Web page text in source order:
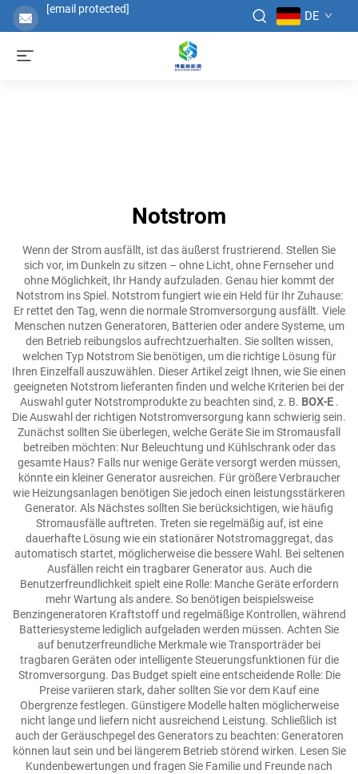
[email protected] DE
Notstrom
Wenn der Strom ausfällt, ist das äußerst frustrierend. Stellen Sie
sich vor, im Dunkeln zu sitzen – ohne Licht, ohne Fernseher und
ohne Möglichkeit, Ihr Handy aufzuladen. Genau hier kommt der
Notstrom ins Spiel. Notstrom fungiert wie ein Held für Ihr Zuhause:
Er rettet den Tag, wenn die normale Stromversorgung ausfällt. Viele
Menschen nutzen Generatoren, Batterien oder andere Systeme, um
den Betrieb reibungslos aufrechtzuerhalten. Sie sollten wissen,
welchen Typ Notstrom Sie benötigen, um die richtige Lösung für
Ihren Einzelfall auszuwählen. Dieser Artikel zeigt Ihnen, wie Sie einen
geeigneten Notstrom lieferanten finden und welche Kriterien bei der
Auswahl guter Notstromprodukte zu beachten sind, z. B. BOX-E .
Die Auswahl der richtigen Notstromversorgung kann schwierig sein.
Zunächst sollten Sie überlegen, welche Geräte Sie im Stromausfall
betreiben möchten: Nur Beleuchtung und Kühlschrank oder das
gesamte Haus? Falls nur wenige Geräte versorgt werden müssen,
könnte ein kleiner Generator ausreichen. Für größere Verbraucher
wie Heizungsanlagen benötigen Sie jedoch einen leistungsstärkeren
Generator. Als Nächstes sollten Sie berücksichtigen, wie häufig
Stromausfälle auftreten. Treten sie regelmäßig auf, ist eine
dauerhafte Lösung wie ein stationärer Notstromaggregat, das
automatisch startet, möglicherweise die bessere Wahl. Bei seltenen
Ausfällen reicht ein tragbarer Generator aus. Auch die
Benutzerfreundlichkeit spielt eine Rolle: Manche Geräte erfordern
mehr Wartung als andere. So benötigen beispielsweise
Benzingeneratoren Kraftstoff und regelmäßige Kontrollen, während
Batteriesysteme lediglich aufgeladen werden müssen. Achten Sie
auf benutzerfreundliche Merkmale wie Transporträder bei
tragbaren Geräten oder intelligente Steuerungsfunktionen für die
Stromversorgung. Das Budget spielt eine entscheidende Rolle: Die
Preise variieren stark, daher sollten Sie vor dem Kauf eine
Obergrenze festlegen. Günstigere Modelle halten möglicherweise
nicht lange und liefern nicht ausreichend Leistung. Schließlich ist
auch der Geräuschpegel des Generators zu beachten: Generatoren
können laut sein und bei längerem Betrieb störend wirken. Lesen Sie
Kundenbewertungen und fragen Sie Familie und Freunde nach